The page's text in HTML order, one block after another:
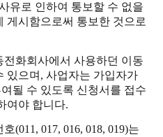
유로 인하여 통보할 수 없을
게시함으로써 통보한 것으로
화회사에서 사용하던 이동
있으며, 사업자는 가입자가
될 수 있도록 신청서를 접수
여야 합니다.
(011, 017, 016, 018, 019)는